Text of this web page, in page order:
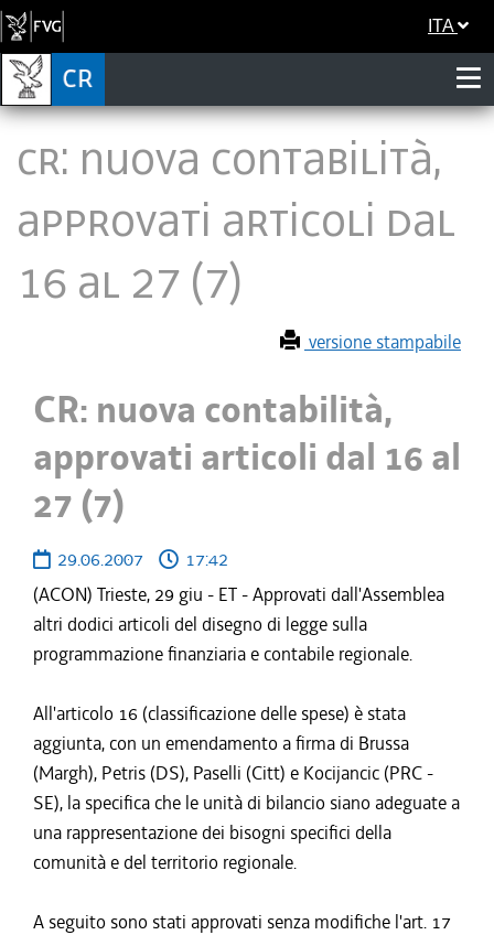
ITA
CR: nuova contabilità,
approvati articoli dal
16 al 27 (7)
versione stampabile
CR: nuova contabilità,
approvati articoli dal 16 al
27 (7)
29.06.2007
17:42
(ACON) Trieste, 29 giu - ET - Approvati dall'Assemblea
altri dodici articoli del disegno di legge sulla
programmazione finanziaria e contabile regionale.
All'articolo 16 (classificazione delle spese) è stata
aggiunta, con un emendamento a firma di Brussa
(Margh), Petris (DS), Paselli (Citt) e Kocijancic (PRC -
SE), la specifica che le unità di bilancio siano adeguate a
una rappresentazione dei bisogni specifici della
comunità e del territorio regionale.
A seguito sono stati approvati senza modifiche l'art. 17